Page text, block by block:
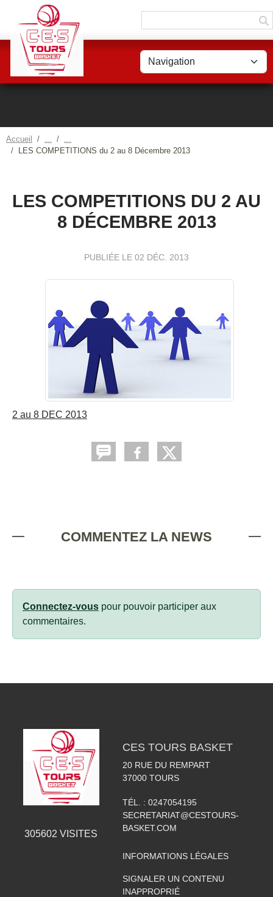
Accueil
LES COMPETITIONS du 2 au 8 Décembre 2013
LES COMPETITIONS DU 2 AU
8 DÉCEMBRE 2013
PUBLIÉE LE 02 DÉC. 2013
2 au 8 DEC 2013
COMMENTEZ LA NEWS
Connectez-vous pour pouvoir participer aux
commentaires.
305602 VISITES
CES TOURS BASKET
20 RUE DU REMPART
37000 TOURS
TÉL. : 0247054195
SECRETARIAT@CESTOURS-
BASKET.COM
INFORMATIONS LÉGALES
SIGNALER UN CONTENU
INAPPROPRIÉ
Panneau de gestion des cookies